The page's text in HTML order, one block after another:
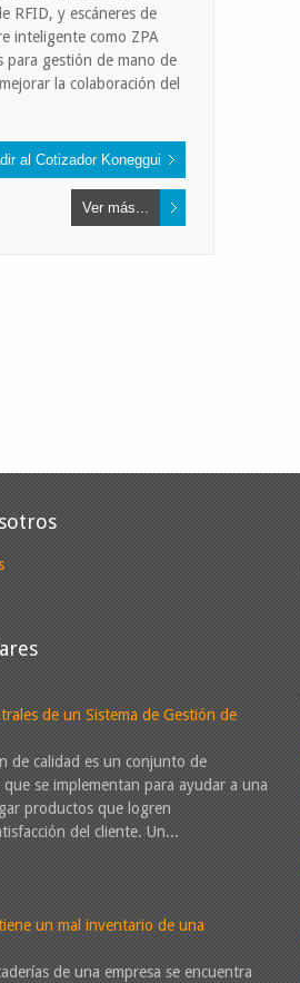
RFID, y escáneres de
inteligente como ZPA
para gestión de mano de
la colaboración del
Ver más...
de un Sistema de Gestión de
de calidad es un conjunto de
que se implementan para ayudar a una
productos que logren
del cliente. Un...
un mal inventario de una
de una empresa se encuentra